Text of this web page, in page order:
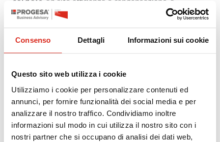
Consenso Dettagli Informazioni sui cookie
Questo sito web utilizza i cookie
Utilizziamo i cookie per personalizzare contenuti ed
annunci, per fornire funzionalità dei social media e per
analizzare il nostro traffico. Condividiamo inoltre
informazioni sul modo in cui utilizza il nostro sito con i
nostri partner che si occupano di analisi dei dati web,
biomassa ovvero
in sostituzione
evaporativi portatili o fissi che non richiedono l’utilizzo
di fluidi refrigeranti in sostituzione di quelli in uso;
il risparmio energetico e di monitoraggio dei consumi
sostituzione dell'illuminazione tradizionale (c.d.
relamping);
nonché:
costiperopere murarie ,impiantisticae costi